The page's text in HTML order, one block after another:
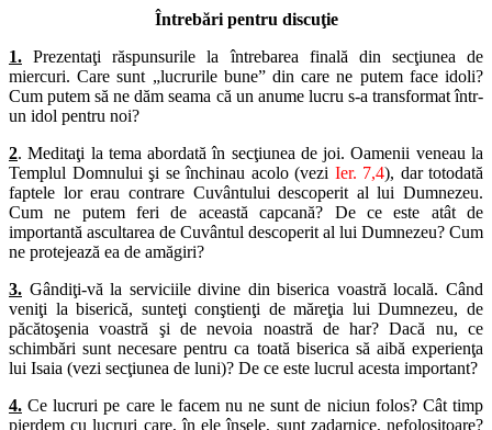
Întrebări pentru discuţie
1. Prezentaţi răspunsurile la întrebarea finală din secţiunea de
miercuri. Care sunt „lucrurile bune” din care ne putem face idoli?
Cum putem să ne dăm seama că un anume lucru s-a transformat într-
un idol pentru noi?
2. Meditaţi la tema abordată în secţiunea de joi. Oamenii veneau la
Templul Domnului şi se închinau acolo (vezi Ier. 7,4), dar totodată
faptele lor erau contrare Cuvântului descoperit al lui Dumnezeu.
Cum ne putem feri de această capcană? De ce este atât de
importantă ascultarea de Cuvântul descoperit al lui Dumnezeu? Cum
ne protejează ea de amăgiri?
3. Gândiţi-vă la serviciile divine din biserica voastră locală. Când
veniţi la biserică, sunteţi conştienţi de măreţia lui Dumnezeu, de
păcătoşenia voastră şi de nevoia noastră de har? Dacă nu, ce
schimbări sunt necesare pentru ca toată biserica să aibă experienţa
lui Isaia (vezi secţiunea de luni)? De ce este lucrul acesta important?
4. Ce lucruri pe care le facem nu ne sunt de niciun folos? Cât timp
pierdem cu lucruri care, în ele însele, sunt zadarnice, nefolositoare?